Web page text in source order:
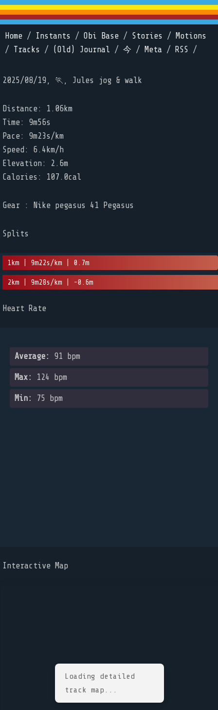
Home / Instants / Obi Base / Stories /
Motions
/ Tracks / (Old) Journal / 今 / Meta / RSS /
2025/08/19, 🏃, Jules jog & walk
Distance: 1.06km
Time: 9m56s
Pace: 9m23s/km
Speed: 6.4km/h
Elevation: 2.6m
Calories: 107.0cal
Gear : Nike pegasus 41 Pegasus
Splits
1km | 9m22s/km | 0.7m
2km | 9m28s/km | -0.6m
Heart Rate
Average: 91 bpm
Max: 124 bpm
Min: 75 bpm
Interactive Map
Loading detailed
track map...